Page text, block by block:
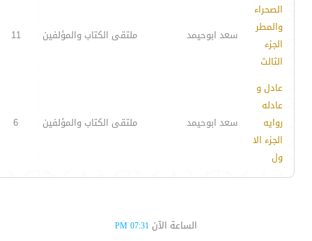
الصحراء
والمطر
الجزء
الثالث
سعد ابوحيمد ملتقى الكتاب والمؤلفين 11
عادل و
عادله
روايه
الجزء الا
ول
سعد ابوحيمد ملتقى الكتاب والمؤلفين 6
الساعة الآن 07:31 PM